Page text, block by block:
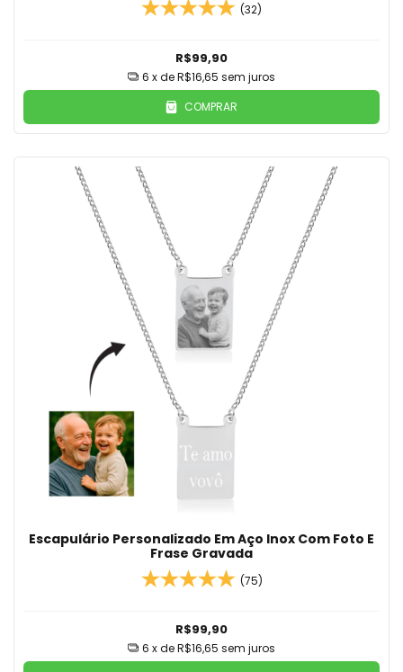
(32)
R$99,90
6 x deR$16,65 sem juros
COMPRAR
Escapulário Personalizado Em Aço Inox Com Foto E
Frase Gravada
(75)
R$99,90
6 x deR$16,65 sem juros